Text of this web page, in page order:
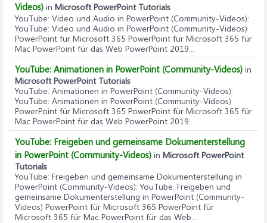
Videos) in Microsoft PowerPoint Tutorials
YouTube: Video und Audio in PowerPoint (Community-Videos):
YouTube: Video und Audio in PowerPoint (Community-Videos)
PowerPoint für Microsoft 365 PowerPoint für Microsoft 365 für
Mac PowerPoint für das Web PowerPoint 2019...
YouTube: Animationen in PowerPoint (Community-Videos) in
Microsoft PowerPoint Tutorials
YouTube: Animationen in PowerPoint (Community-Videos):
YouTube: Animationen in PowerPoint (Community-Videos)
PowerPoint für Microsoft 365 PowerPoint für Microsoft 365 für
Mac PowerPoint für das Web PowerPoint 2019...
YouTube: Freigeben und gemeinsame Dokumenterstellung
in PowerPoint (Community-Videos) in Microsoft PowerPoint
Tutorials
YouTube: Freigeben und gemeinsame Dokumenterstellung in
PowerPoint (Community-Videos): YouTube: Freigeben und
gemeinsame Dokumenterstellung in PowerPoint (Community-
Videos) PowerPoint für Microsoft 365 PowerPoint für
Microsoft 365 für Mac PowerPoint für das Web...